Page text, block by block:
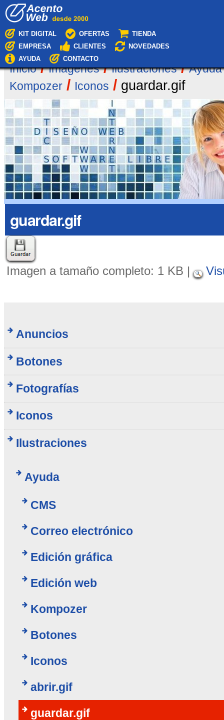
KIT DIGITAL OFERTAS
TIENDA
EMPRESA
CLIENTES
NOVEDADES
AYUDA
CONTACTO
Inicio /Imágenes /Ilustraciones /Ayuda
Kompozer / Iconos / guardar.gif
guardar.gif
Imagen a tamaño completo: 1 KB |
Anuncios
Botones
Fotografías
Iconos
Ilustraciones
Ayuda
CMS
Correo electrónico
Edición gráfica
Edición web
Kompozer
Botones
Iconos
abrir.gif
guardar.gif